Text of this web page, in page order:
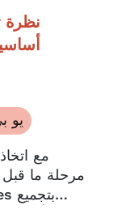
نظرة
يو
مع
مرحلة ما قبل